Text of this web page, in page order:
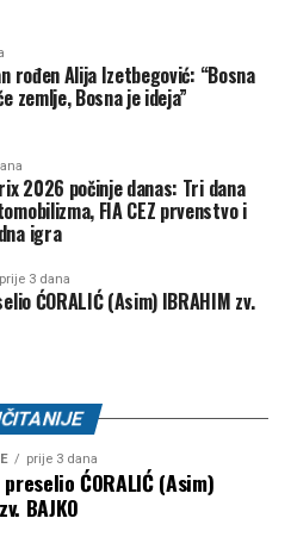
u FIFA-i
Infantino je posljednjih
nakon kontroverznog
američkom reprezentativcu
prvenstva. Trump je
s Infantinom i tražio
promoviše u trenutku kada
odnose s
u Bijelu kuću, SAD je
za UN te se povukao iz
ostati u svijetu sporta, već u
izbori za četvrti mandat na
bi organizaciju Svjetskog
rođen Alija Izetbegović: “Bosna
zemlje, Bosna je ideja”
2026 počinje danas: Tri dana
FIA CEZ prvenstvo i
igra
prije 3 dana
ĆORALIĆ (Asim) IBRAHIM zv.
prije 3 dana
ĆORALIĆ (Asim)
BAJKO